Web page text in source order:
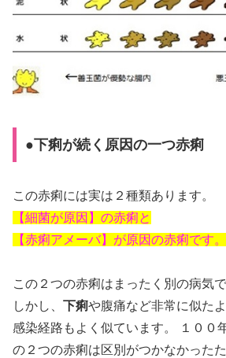
●下痢が続く原因の一つ赤痢
この赤痢には実は２種類あります。
【細菌が原因】の赤痢と
【赤痢アメーバ】が原因の赤痢です。
この２つの赤痢はまったく別の病気で
しかし、 下痢や腹痛など非常に似た
感染経路もよく似ています。 １００
の２つの赤痢は区別がつかなかった